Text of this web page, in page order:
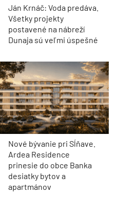
Ján Krnáč: Voda predáva.
Všetky projekty
postavené na nábreží
Dunaja sú veľmi úspešné
Nové bývanie pri Sĺňave.
Ardea Residence
prinesie do obce Banka
desiatky bytov a
apartmánov